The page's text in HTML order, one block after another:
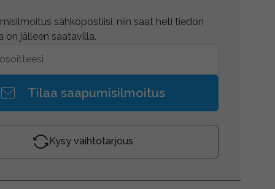
sähköpostiisi, niin saat heti tiedon
on jälleen saatavilla.
Tilaa saapumisilmoitus
Kysy vaihtotarjous